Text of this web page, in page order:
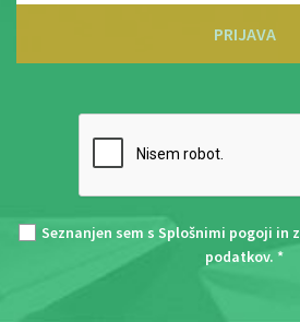
PRIJAVA
Seznanjen sem s Splošnimi pogoji in z
podatkov. *